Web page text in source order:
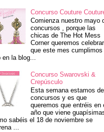
Concurso Couture
Comienza nuestro mayo
concursos , porque las
chicas de The Hot Mess
Corner queremos celebrar
que este mes cumplimos
en la blog...
Concurso Swarovski &
Crepúsculo
Esta semana estamos de
concursos y es que
queremos que entréis en
año que viene
sabéis el 18 de noviembre se
...